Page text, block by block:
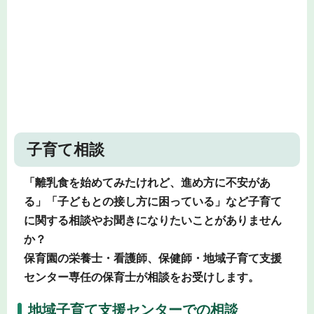
子育て相談
「離乳食を始めてみたけれど、進め方に不安があ
る」「子どもとの接し方に困っている」など子育て
に関する相談やお聞きになりたいことがありません
か？
保育園の栄養士・看護師、保健師・地域子育て支援
センター専任の保育士が相談をお受けします。
地域子育て支援センターでの相談